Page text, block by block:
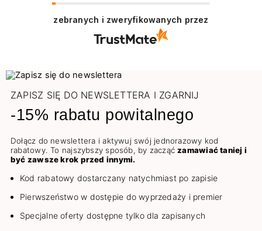
zebranych i zweryfikowanych przez
ZAPISZ SIĘ DO NEWSLETTERA I ZGARNIJ
-15% rabatu powitalnego
Dołącz do newslettera i aktywuj swój jednorazowy kod
rabatowy. To najszybszy sposób, by zacząćzamawiać taniej i
być zawsze krok przed innymi.
Kod rabatowy dostarczany natychmiast po zapisie
Pierwszeństwo w dostępie do wyprzedaży i premier
Specjalne oferty dostępne tylko dla zapisanych